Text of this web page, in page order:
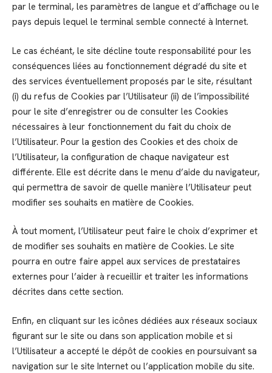
par le terminal, les paramètres de langue et d’affichage ou le
pays depuis lequel le terminal semble connecté à Internet.
Le cas échéant, le site décline toute responsabilité pour les
conséquences liées au fonctionnement dégradé du site et
des services éventuellement proposés par le site, résultant
(i) du refus de Cookies par l’Utilisateur (ii) de l’impossibilité
pour le site d’enregistrer ou de consulter les Cookies
nécessaires à leur fonctionnement du fait du choix de
l’Utilisateur. Pour la gestion des Cookies et des choix de
l’Utilisateur, la configuration de chaque navigateur est
différente. Elle est décrite dans le menu d’aide du navigateur,
qui permettra de savoir de quelle manière l’Utilisateur peut
modifier ses souhaits en matière de Cookies.
À tout moment, l’Utilisateur peut faire le choix d’exprimer et
de modifier ses souhaits en matière de Cookies. Le site
pourra en outre faire appel aux services de prestataires
externes pour l’aider à recueillir et traiter les informations
décrites dans cette section.
Enfin, en cliquant sur les icônes dédiées aux réseaux sociaux
figurant sur le site ou dans son application mobile et si
l’Utilisateur a accepté le dépôt de cookies en poursuivant sa
navigation sur le site Internet ou l’application mobile du site.